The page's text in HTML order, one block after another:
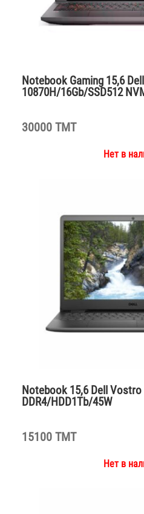
Notebook Gaming 15,6
10870H/16Gb/SSD512
30000 TMT
Нет в
Notebook 15,6 Dell Vostro
DDR4/HDD1Tb/45W
15100 TMT
Нет в